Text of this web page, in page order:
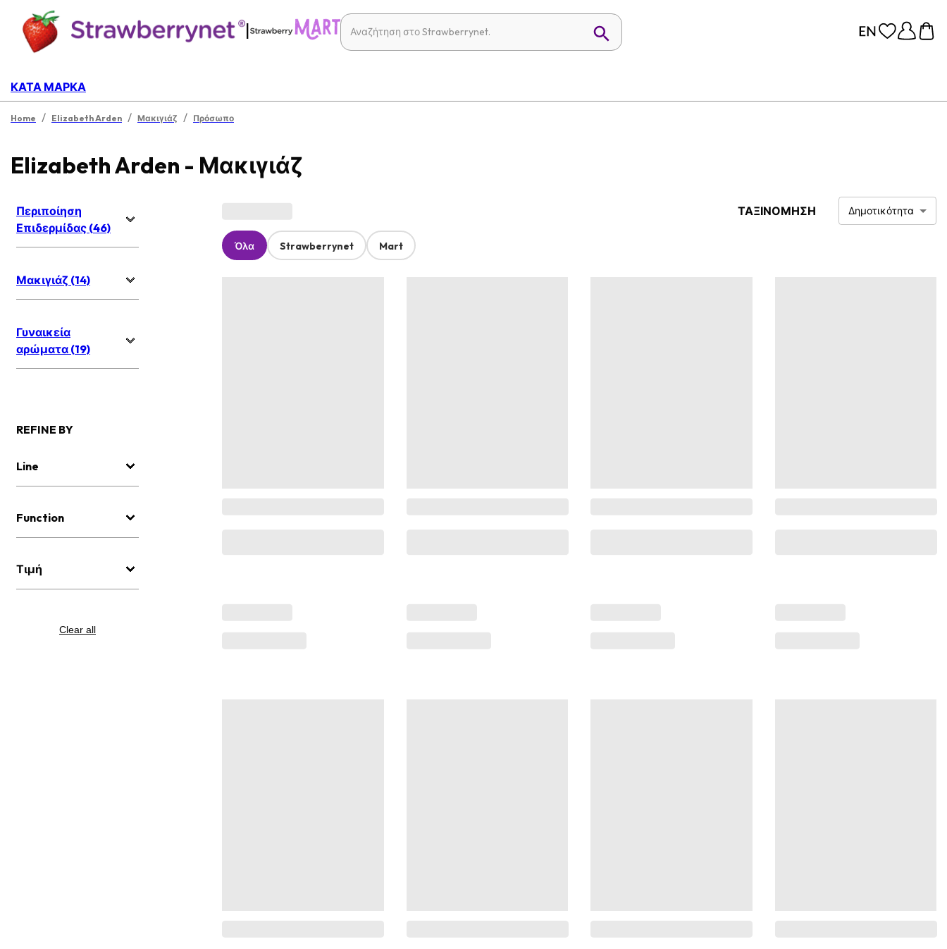
|
ΚΑΤΆ ΜΆΡΚΑ
Home / Elizabeth Arden / Μακιγιάζ / Πρόσωπο
Elizabeth Arden - Μακιγιάζ
Περιποίηση
Επιδερμίδας (46)
Μακιγιάζ (14)
Γυναικεία
αρώματα (19)
REFINE BY
Line
Function
Τιμή
Clear all
ΤΑΞΙΝΟΜΗΣΗ Δημοτικότητα
Όλα Strawberrynet Mart